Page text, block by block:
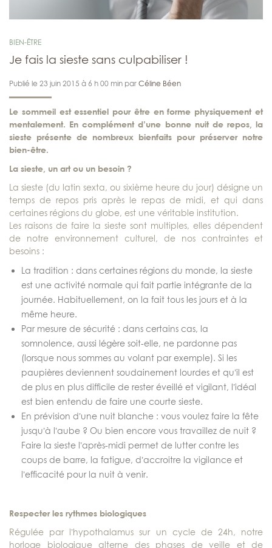
BIEN-ÊTRE
Je fais la sieste sans culpabiliser !
Publié le 23 juin 2015 à 6 h 00 min par Céline Béen
Le sommeil est essentiel pour être en forme physiquement et
mentalement. En complément d’une bonne nuit de repos, la
sieste présente de nombreux bienfaits pour préserver notre
bien-être.
La sieste, un art ou un besoin ?
La sieste (du latin sexta, ou sixième heure du jour) désigne un
temps de repos pris après le repas de midi, et qui dans
certaines régions du globe, est une véritable institution.
Les raisons de faire la sieste sont multiples, elles dépendent
de notre environnement culturel, de nos contraintes et
besoins :
La tradition : dans certaines régions du monde, la sieste
est une activité normale qui fait partie intégrante de la
journée. Habituellement, on la fait tous les jours et à la
même heure.
Par mesure de sécurité : dans certains cas, la
somnolence, aussi légère soit-elle, ne pardonne pas
(lorsque nous sommes au volant par exemple). Si les
paupières deviennent soudainement lourdes et qu’il est
de plus en plus difficile de rester éveillé et vigilant, l’idéal
est bien entendu de faire une courte sieste.
En prévision d’une nuit blanche : vous voulez faire la fête
jusqu’à l’aube ? Ou bien encore vous travaillez de nuit ?
Faire la sieste l’après-midi permet de lutter contre les
coups de barre, la fatigue, d’accroitre la vigilance et
l’efficacité pour la nuit à venir.
Respecter les rythmes biologiques
Régulée par l’hypothalamus sur un cycle de 24h, notre
horloge biologique alterne des phases de veille et de